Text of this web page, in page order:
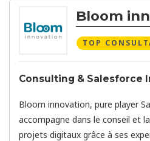
Bloom
TOP
Consulting & Salesforce
Bloom innovation, pure player
accompagne dans le conseil et
projets digitaux grâce à ses